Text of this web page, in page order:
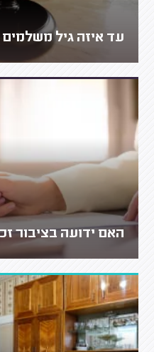
עד איזה גיל משלמים
האם ידועה בציבור